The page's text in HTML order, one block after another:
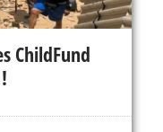
ChildFund